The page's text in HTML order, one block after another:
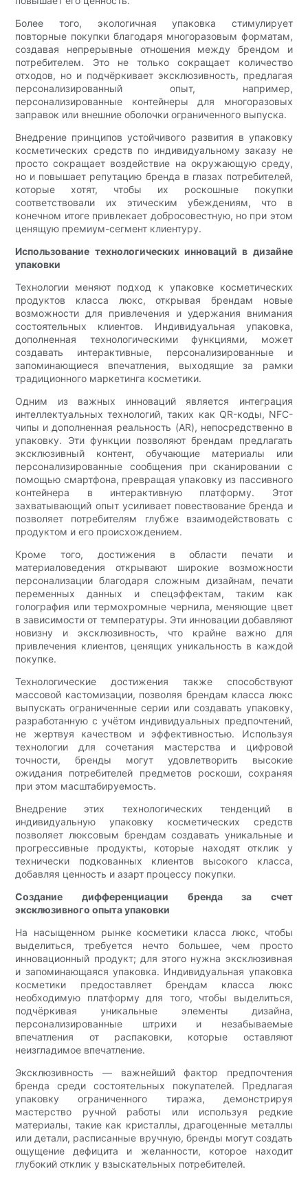
Более того, экологичная упаковка стимулирует
повторные покупки благодаря многоразовым форматам,
создавая непрерывные отношения между брендом и
потребителем. Это не только сокращает количество
отходов, но и подчёркивает эксклюзивность, предлагая
персонализированный опыт, например,
персонализированные контейнеры для многоразовых
заправок или внешние оболочки ограниченного выпуска.
Внедрение принципов устойчивого развития в упаковку
косметических средств по индивидуальному заказу не
просто сокращает воздействие на окружающую среду,
но и повышает репутацию бренда в глазах потребителей,
которые хотят, чтобы их роскошные покупки
соответствовали их этическим убеждениям, что в
конечном итоге привлекает добросовестную, но при этом
ценящую премиум-сегмент клиентуру.
Использование технологических инноваций в дизайне
упаковки
Технологии меняют подход к упаковке косметических
продуктов класса люкс, открывая брендам новые
возможности для привлечения и удержания внимания
состоятельных клиентов. Индивидуальная упаковка,
дополненная технологическими функциями, может
создавать интерактивные, персонализированные и
запоминающиеся впечатления, выходящие за рамки
традиционного маркетинга косметики.
Одним из важных инноваций является интеграция
интеллектуальных технологий, таких как QR-коды, NFC-
чипы и дополненная реальность (AR), непосредственно в
упаковку. Эти функции позволяют брендам предлагать
эксклюзивный контент, обучающие материалы или
персонализированные сообщения при сканировании с
помощью смартфона, превращая упаковку из пассивного
контейнера в интерактивную платформу. Этот
захватывающий опыт усиливает повествование бренда и
позволяет потребителям глубже взаимодействовать с
продуктом и его происхождением.
Кроме того, достижения в области печати и
материаловедения открывают широкие возможности
персонализации благодаря сложным дизайнам, печати
переменных данных и спецэффектам, таким как
голография или термохромные чернила, меняющие цвет
в зависимости от температуры. Эти инновации добавляют
новизну и эксклюзивность, что крайне важно для
привлечения клиентов, ценящих уникальность в каждой
покупке.
Технологические достижения также способствуют
массовой кастомизации, позволяя брендам класса люкс
выпускать ограниченные серии или создавать упаковку,
разработанную с учётом индивидуальных предпочтений,
не жертвуя качеством и эффективностью. Используя
технологии для сочетания мастерства и цифровой
точности, бренды могут удовлетворить высокие
ожидания потребителей предметов роскоши, сохраняя
при этом масштабируемость.
Внедрение этих технологических тенденций в
индивидуальную упаковку косметических средств
позволяет люксовым брендам создавать уникальные и
прогрессивные продукты, которые находят отклик у
технически подкованных клиентов высокого класса,
добавляя ценность и азарт процессу покупки.
Создание дифференциации бренда за счет
эксклюзивного опыта упаковки
На насыщенном рынке косметики класса люкс, чтобы
выделиться, требуется нечто большее, чем просто
инновационный продукт; для этого нужна эксклюзивная
и запоминающаяся упаковка. Индивидуальная упаковка
косметики предоставляет брендам класса люкс
необходимую платформу для того, чтобы выделиться,
подчёркивая уникальные элементы дизайна,
персонализированные штрихи и незабываемые
впечатления от распаковки, которые оставляют
неизгладимое впечатление.
Эксклюзивность — важнейший фактор предпочтения
бренда среди состоятельных покупателей. Предлагая
упаковку ограниченного тиража, демонстрируя
мастерство ручной работы или используя редкие
материалы, такие как кристаллы, драгоценные металлы
или детали, расписанные вручную, бренды могут создать
ощущение дефицита и желанности, которое находит
глубокий отклик у взыскательных потребителей.